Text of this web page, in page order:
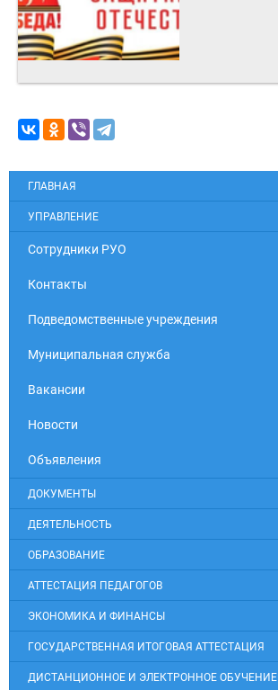
ГЛАВНАЯ
УПРАВЛЕНИЕ
Cотрудники РУО
Контакты
Подведомственные учреждения
Муниципальная служба
Вакансии
Новости
Объявления
ДОКУМЕНТЫ
ДЕЯТЕЛЬНОСТЬ
ОБРАЗОВАНИЕ
АТТЕСТАЦИЯ ПЕДАГОГОВ
ЭКОНОМИКА И ФИНАНСЫ
ГОСУДАРСТВЕННАЯ ИТОГОВАЯ АТТЕСТАЦИЯ
ДИСТАНЦИОННОЕ И ЭЛЕКТРОННОЕ ОБУЧЕНИЕ